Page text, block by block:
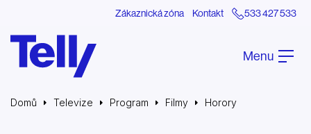
Zákaznická zóna Kontakt 533 427 533
Menu
Domů Televize Program Filmy Horory